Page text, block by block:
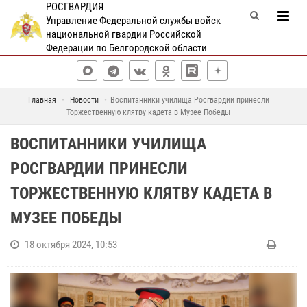
РОСГВАРДИЯ
Управление Федеральной службы войск
национальной гвардии Российской
Федерации по Белгородской области
Главная Новости
Воспитанники училища Росгвардии принесли
Торжественную клятву кадета в Музее Победы
ВОСПИТАННИКИ УЧИЛИЩА
РОСГВАРДИИ ПРИНЕСЛИ
ТОРЖЕСТВЕННУЮ КЛЯТВУ КАДЕТА В
МУЗЕЕ ПОБЕДЫ
18 октября 2024, 10:53